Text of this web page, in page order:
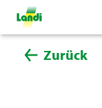
Zurück